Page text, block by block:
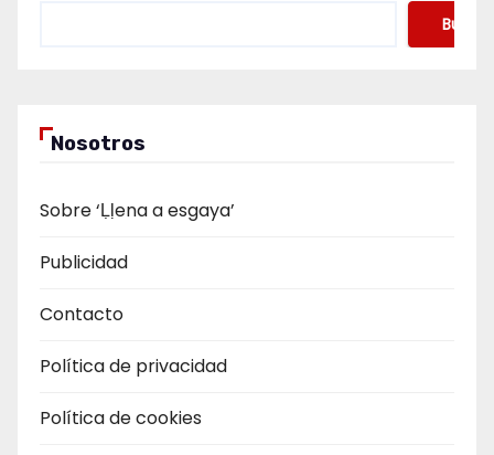
Buscar
Nosotros
Sobre ‘Ḷḷena a esgaya’
Publicidad
Contacto
Política de privacidad
Política de cookies